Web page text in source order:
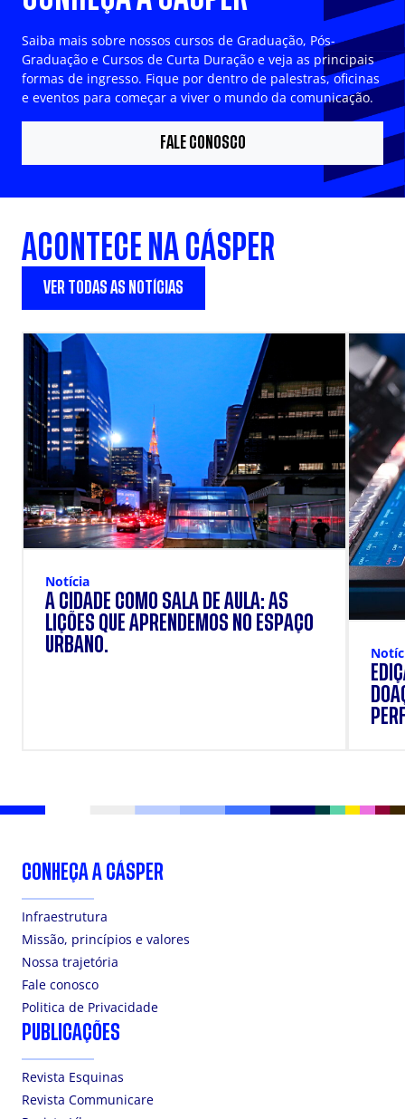
Saiba mais sobre nossos cursos de Graduação, Pós-
Graduação e Cursos de Curta Duração e veja as principais
formas de ingresso. Fique por dentro de palestras, oficinas
e eventos para começar a viver o mundo da comunicação.
FALE CONOSCO
ACONTECE NA CÁSPER
VER TODAS AS NOTÍCIAS
Notícia
A CIDADE COMO SALA DE AULA: AS
LIÇÕES QUE APRENDEMOS NO ESPAÇO
URBANO.
CONHEÇA A CÁSPER
Infraestrutura
Missão, princípios e valores
Nossa trajetória
Fale conosco
Politica de Privacidade
PUBLICAÇÕES
Revista Esquinas
Revista Communicare